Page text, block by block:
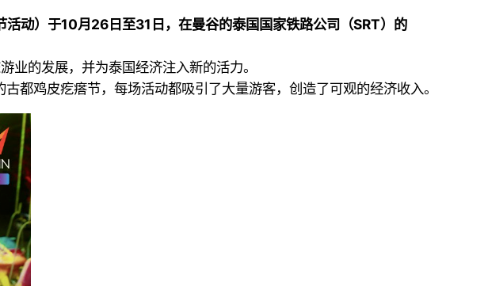
动）于10月26日至31日，在曼谷的泰国国家铁路公司（SRT）的
的发展，并为泰国经济注入新的活力。
都鸡皮疙瘩节，每场活动都吸引了大量游客，创造了可观的经济收入。